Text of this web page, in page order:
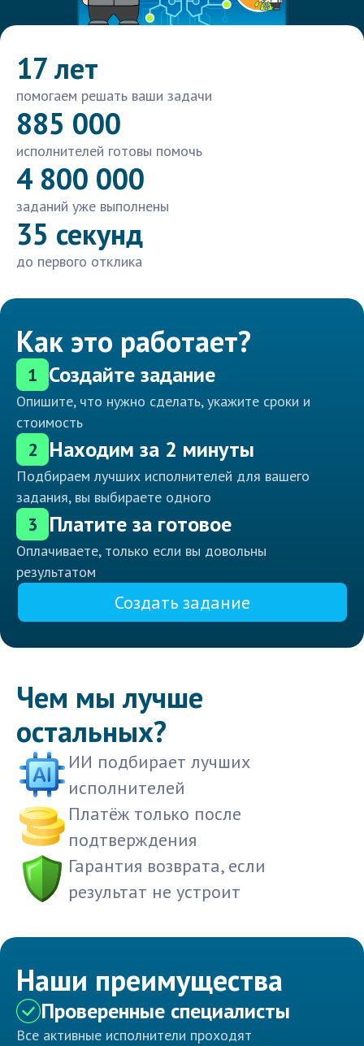
17 лет
помогаем решать ваши задачи
885 000
исполнителей готовы помочь
4 800 000
заданий уже выполнены
35 секунд
до первого отклика
Как это работает?
1 Создайте задание
Опишите, что нужно сделать, укажите сроки и
стоимость
2 Находим за 2 минуты
Подбираем лучших исполнителей для вашего
задания, вы выбираете одного
3 Платите за готовое
Оплачиваете, только если вы довольны
результатом
Создать задание
Чем мы лучше
остальных?
ИИ подбирает лучших
исполнителей
Платёж только после
подтверждения
Гарантия возврата, если
результат не устроит
Наши преимущества
Проверенные специалисты
Все активные исполнители проходят